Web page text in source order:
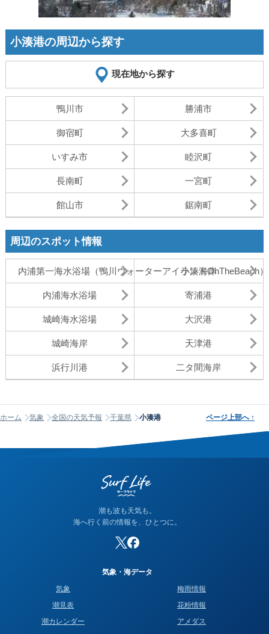
小湊港の周辺から探す
現在地から探す
鴨川市 勝浦市
御宿町 大多喜町
いすみ市 睦沢町
長南町 一宮町
館山市 鋸南町
周辺のスポット情報
内浦第一海水浴場（鴨川ウォーターアイランドOnTheBeach）
小湊海岸
内浦海水浴場 寄浦港
城崎海水浴場 大沢港
城崎海岸 天津港
浜行川港 二タ間海岸
ホーム 気象 全国の天気予報 千葉県 小湊港 ページ上部へ ↑
潮も波も天気も。
海へ行く前の情報を、ひとつに。
気象・海データ
気象
潮見表
潮カレンダー
梅雨情報
花粉情報
アメダス